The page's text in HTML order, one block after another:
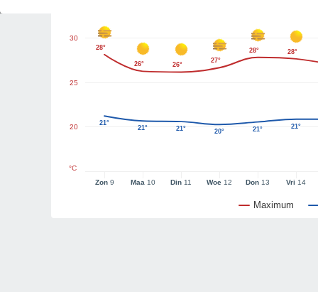
Maximum
Zon9 Maa 10 Din 11 Woe 12 Don 13 Vri 14
20
25
30
°C
28°
26° 26°
27°
28° 28°
21°
21° 21° 20° 21° 21°